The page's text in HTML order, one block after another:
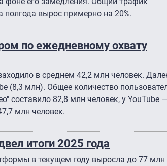
полгода вырос примерно на 20%.
по ежедневному охвату
в среднем 42,2 млн человек.
(8,3 млн). Общее количество
составило 82,8 млн человек, у YouTube —
млн человек.
итоги 2025 года
в текущем году выросла до 77 млн